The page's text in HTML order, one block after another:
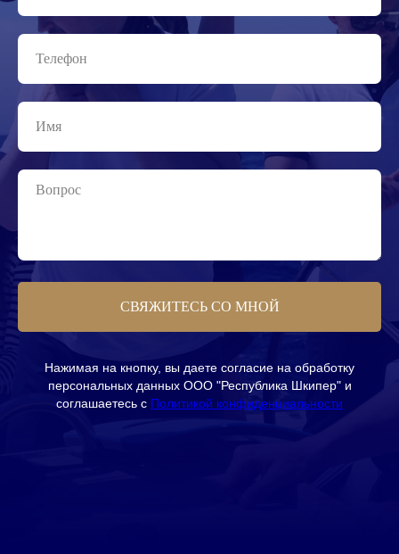
СВЯЖИТЕСЬ СО МНОЙ
Нажимая на кнопку, вы даете согласие на обработку
персональных данных ООО "Республика Шкипер" и
соглашаетесь c Политикой конфиденциальности